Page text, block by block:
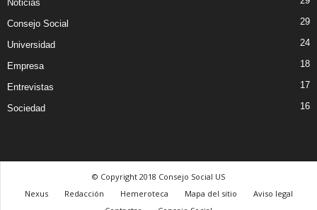
Noticias
Consejo Social 29
Universidad 24
Empresa 18
Entrevistas 17
Sociedad 16
© Copyright 2018 Consejo Social US
Nexus
Redacción Hemeroteca Mapa del sitio
Aviso legal